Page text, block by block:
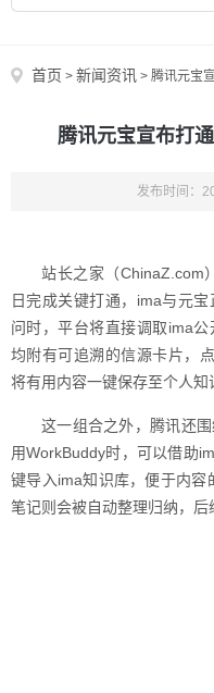
首页 > 新闻资讯 > 腾讯元宝
腾讯元宝宣布打
发布时间：
站长之家（ChinaZ.com
日完成关键打通，ima与元
问时，平台将直接调取ima
均附有可追溯的信源卡片，
将有用内容一键保存至个人知
这一组合之外，腾讯还
用WorkBuddy时，可以借助
键导入ima知识库，便于内
笔记则会被自动整理归纳，后